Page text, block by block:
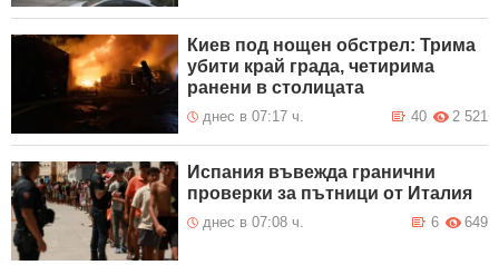
Киев под нощен обстрел: Трима
убити край града, четирима
ранени в столицата
днес в 07:17 ч. 2 521
40
Испания въвежда гранични
проверки за пътници от Италия
днес в 07:08 ч. 649
6